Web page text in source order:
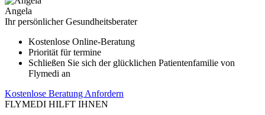
Angela
Ihr persönlicher Gesundheitsberater
Kostenlose Online-Beratung
Priorität für termine
Schließen Sie sich der glücklichen Patientenfamilie von
Flymedi an
Kostenlose Beratung Anfordern
FLYMEDI HILFT IHNEN